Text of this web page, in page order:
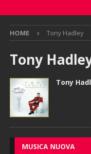
HOME Tony Hadley
Tony
Tony
MUSICA NUOVA